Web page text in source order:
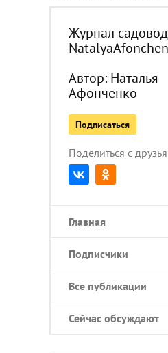
Журнал
Автор: Наталья
Афонченко
Подписаться
Поделиться с
Главная
Подписчики
Все публикации
Сейчас обсуждают